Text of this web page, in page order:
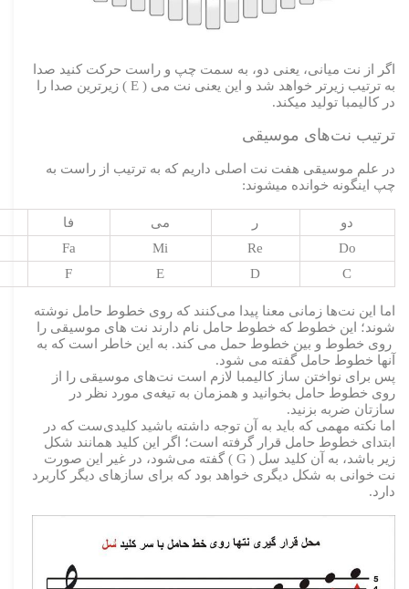
اگر از نت میانی، یعنی دو، به سمت چپ و راست حرکت کنید صدا
به ترتیب زیرتر خواهد شد و این یعنی نت می ( E ) زیرترین صدا را
در کالیمبا تولید میکند.
ترتیب نت‌های موسیقی
در علم موسیقی هفت نت اصلی داریم که به ترتیب از راست به
چپ اینگونه خوانده میشوند:
دو ر می
فا
Do
Re
Mi
Fa
C
D
E
F
اما این نت‌ها زمانی معنا پیدا می‌کنند که روی خطوط حامل نوشته
شوند؛ این خطوط که خطوط حامل نام دارند نت های موسیقی را
روی خطوط و بین خطوط حمل می کند. به این خاطر است که به
آنها خطوط حامل گفته می شود.
پس برای نواختن ساز کالیمبا لازم است نت‌های موسیقی را از
روی خطوط حامل بخوانید و همزمان به تیغه‌ی مورد نظر در
سازتان ضربه بزنید.
اما نکته مهمی که باید به آن توجه داشته باشید کلیدی‌ست که در
ابتدای خطوط حامل قرار گرفته است؛ اگر این کلید همانند شکل
زیر باشد، به آن کلید سل ( G ) گفته می‌شود، در غیر این صورت
نت خوانی به شکل دیگری خواهد بود که برای سازهای دیگر کاربرد
دارد.